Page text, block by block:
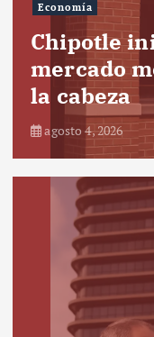
Economía
Chipotle
mercado
la cabeza
agosto 4, 2026